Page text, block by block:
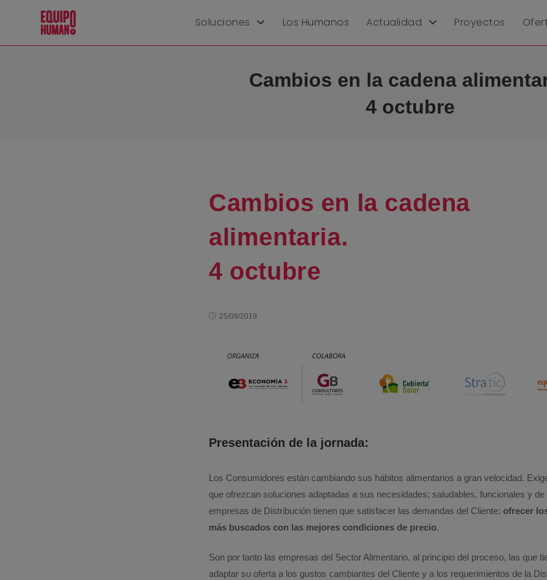
Soluciones Los Humanos Actualidad Proyectos
Cambios en la cadena
4 octubre
Cambios en la cadena
alimentaria.
4 octubre
25/09/2019
Presentación de la jornada:
Los Consumidores están cambiando sus hábitos alimentarios a gran velocidad.
que ofrezcan soluciones adaptadas a sus necesidades; saludables, funcionales y de
empresas de Distribución tienen que satisfacer las demandas del Cliente: ofrecer
más buscados con las mejores condiciones de precio.
Son por tanto las empresas del Sector Alimentario, al principio del proceso, las que
adaptar su oferta a los gustos cambiantes del Cliente y a los requerimientos de la